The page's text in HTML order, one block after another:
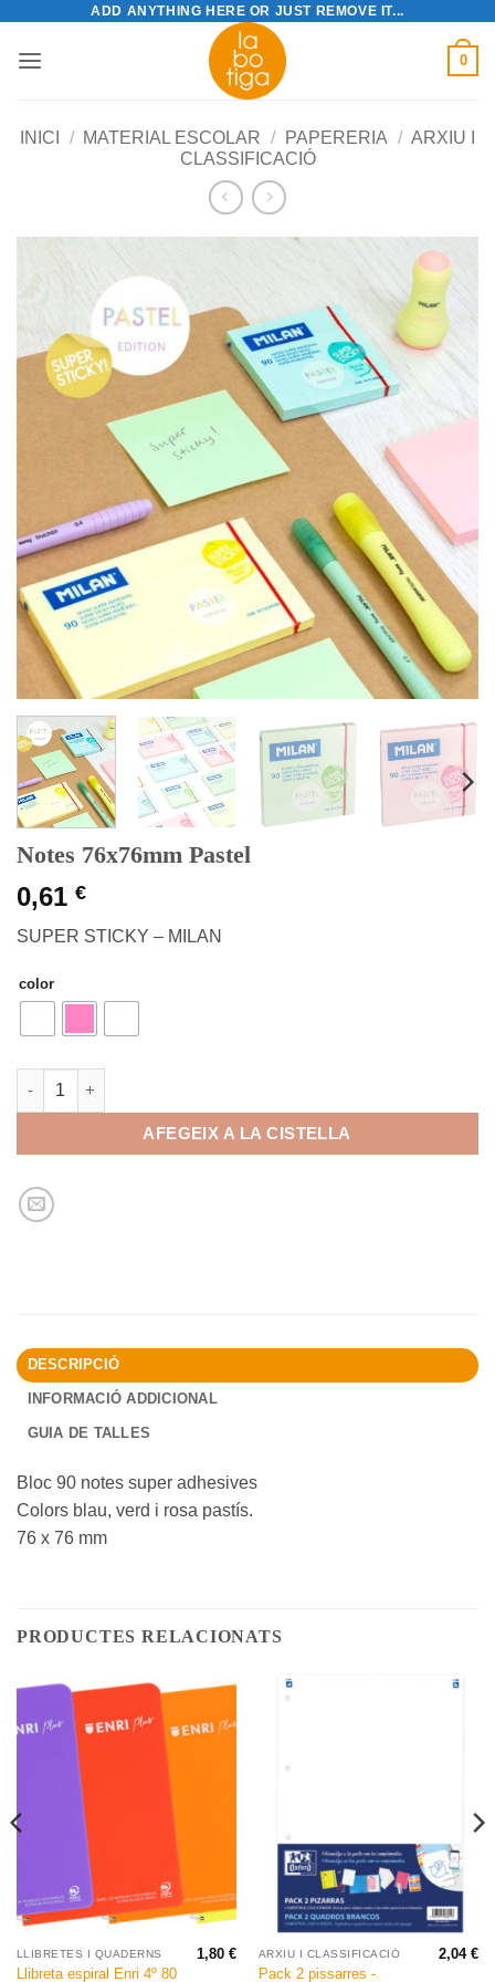
content
ADD ANYTHING HERE OR JUST REMOVE IT...
0
INICI / MATERIAL ESCOLAR / PAPERERIA / ARXIU I
CLASSIFICACIÓ
Notes 76x76mm Pastel
0,61 €
SUPER STICKY – MILAN
color
quantitat de Notes 76x76mm Pastel
AFEGEIX A LA CISTELLA
DESCRIPCIÓ
INFORMACIÓ ADDICIONAL
GUIA DE TALLES
Bloc 90 notes super adhesives
Colors blau, verd i rosa pastís.
76 x 76 mm
PRODUCTES RELACIONATS
LLIBRETES I QUADERNS
Llibreta espiral Enri 4º 80
1,80€ ARXIU I CLASSIFICACIÓ
Pack 2 pissarres -
2,04€